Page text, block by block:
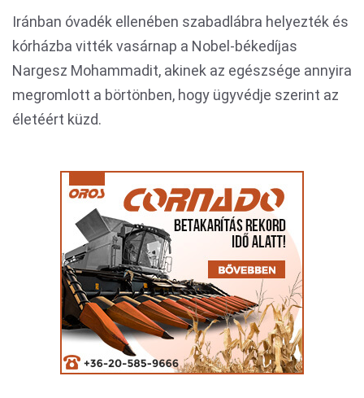
Iránban óvadék ellenében szabadlábra helyezték és
kórházba vitték vasárnap a Nobel-békedíjas
Nargesz Mohammadit, akinek az egészsége annyira
megromlott a börtönben, hogy ügyvédje szerint az
életéért küzd.